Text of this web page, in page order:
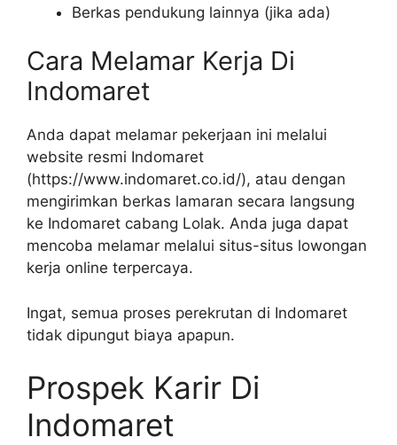
Berkas pendukung lainnya (jika ada)
Cara Melamar Kerja Di
Indomaret
Anda dapat melamar pekerjaan ini melalui
website resmi Indomaret
(https://www.indomaret.co.id/), atau dengan
mengirimkan berkas lamaran secara langsung
ke Indomaret cabang Lolak. Anda juga dapat
mencoba melamar melalui situs-situs lowongan
kerja online terpercaya.
Ingat, semua proses perekrutan di Indomaret
tidak dipungut biaya apapun.
Prospek Karir Di
Indomaret